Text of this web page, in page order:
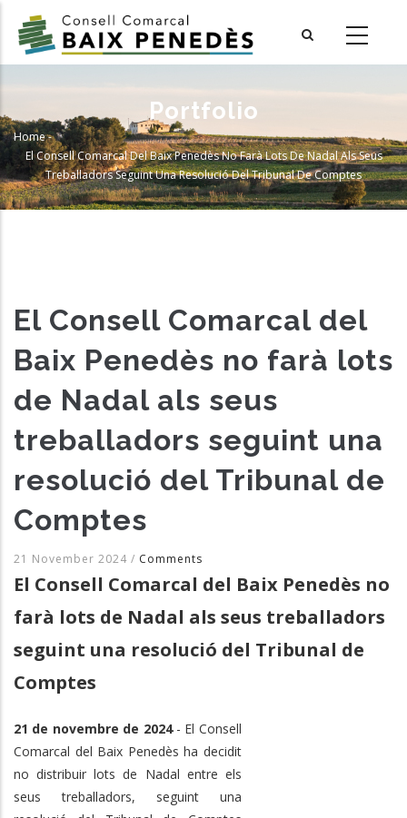
main
Portfolio
Breadcrumb
Home-
El Consell Comarcal Del Baix Penedès No Farà Lots De Nadal Als Seus
Treballadors Seguint Una Resolució Del Tribunal De Comptes
El Consell Comarcal del
Baix Penedès no farà lots
de Nadal als seus
treballadors seguint una
resolució del Tribunal de
Comptes
21 November 2024 / Comments
El Consell Comarcal del Baix Penedès no
farà lots de Nadal als seus treballadors
seguint una resolució del Tribunal de
Comptes
21 de novembre de 2024- El Consell
Comarcal del Baix Penedès ha decidit
no distribuir lots de Nadal entre els
seus treballadors, seguint una